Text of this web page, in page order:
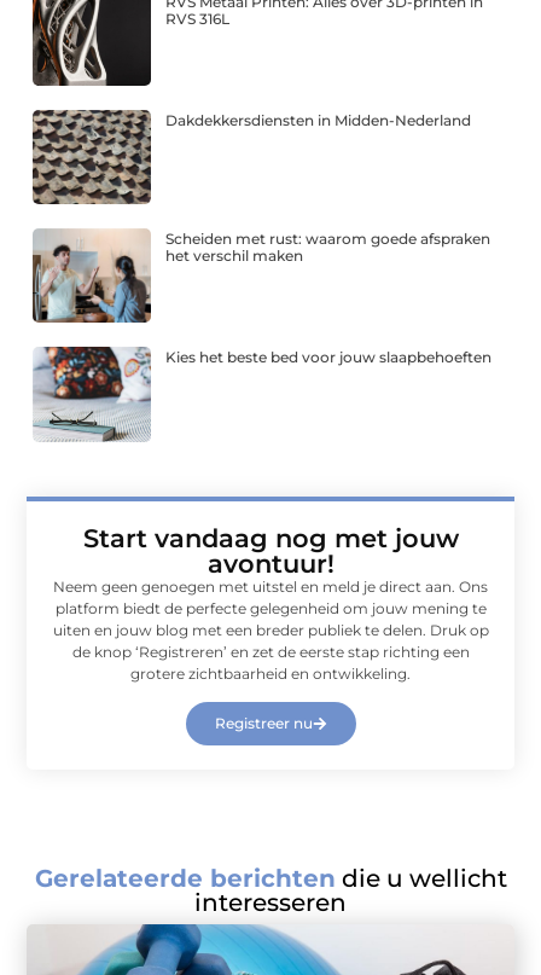
RVS 316L
Dakdekkersdiensten in Midden-Nederland
Scheiden met rust: waarom goede afspraken
het verschil maken
Kies het beste bed voor jouw slaapbehoeften
Start vandaag nog met jouw
avontuur!
Neem geen genoegen met uitstel en meld je direct aan. Ons
platform biedt de perfecte gelegenheid om jouw mening te
uiten en jouw blog met een breder publiek te delen. Druk op
de knop ‘Registreren’ en zet de eerste stap richting een
grotere zichtbaarheid en ontwikkeling.
Registreer nu
Gerelateerde berichten die u wellicht
interesseren